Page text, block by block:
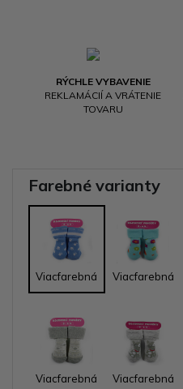
RÝCHLE VYBAVENIE
REKLAMÁCIÍ A VRÁTENIE
TOVARU
Farebné varianty
Viacfarebná Viacfarebná
Viacfarebná Viacfarebná